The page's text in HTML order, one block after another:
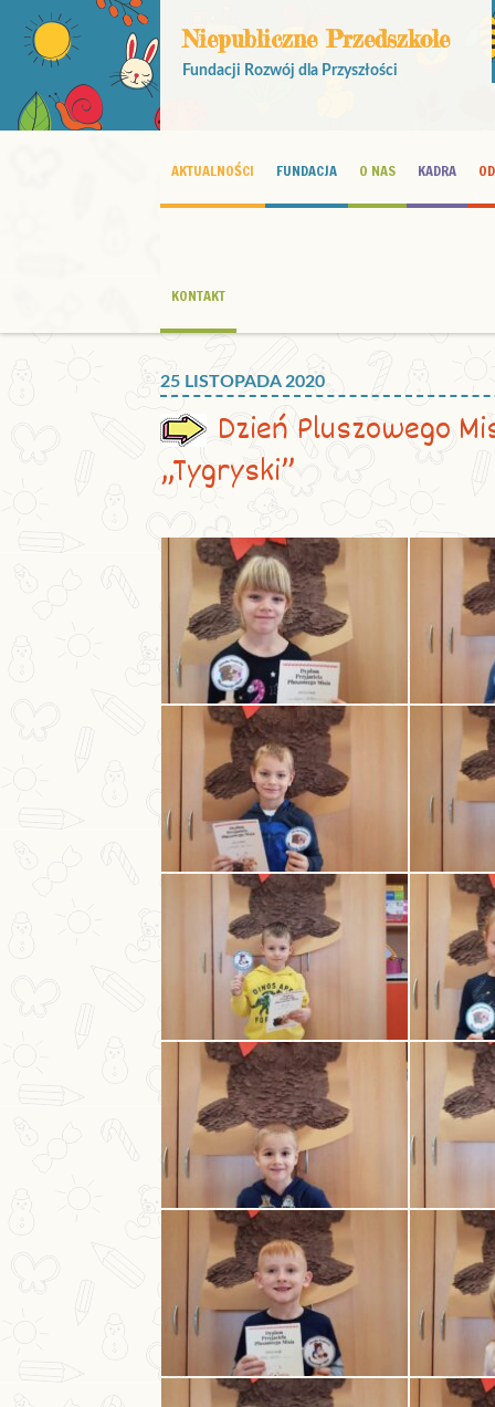
Niepubliczne Przedszkole
Fundacji Rozwój dla Przyszłości
AKTUALNOŚCI FUNDACJA O NAS KADRA
KONTAKT
25 LISTOPADA 2020
Dzień Pluszowego
„Tygryski”